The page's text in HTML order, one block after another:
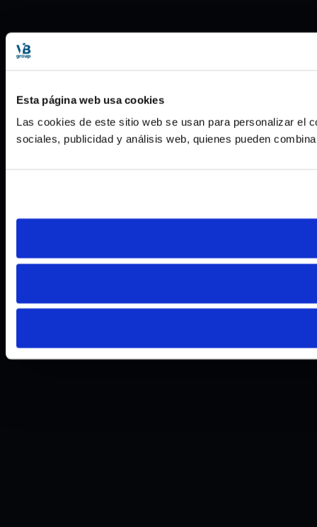
Esta página web usa cookies
Las cookies de este sitio web se usan para personalizar el
sociales, publicidad y análisis web, quienes pueden